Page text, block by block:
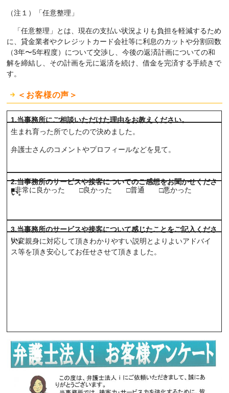
（注１）「任意整理」
「任意整理」とは、現在の支払い状況よりも負担を軽減するため
に、貸金業者やクレジットカード会社等に利息のカットや分割回数
（3年〜5年程度）について交渉し、今後の返済計画についての和
解を締結し、その計画を元に返済を続け、借金を完済する手続きで
す。
＜お客様の声＞
1.当事務所にご相談いただけた理由をお教えください。
生まれ育った所でしたので決めました。
弁護士さんのコメントやプロフィールなどを見て。
2.当事務所のサービスや接客についてのご感想をお聞かせくださ
い。
■非常に良かった □良かった □普通 □悪かった
3.当事務所のサービスや接客について感じたことをご記入くださ
い。
大変親身に対応して頂きわかりやすい説明とよりよいアドバイ
ス等を頂き安心してお任せさせて頂きました。